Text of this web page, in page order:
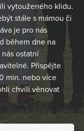
vytouženého klidu.
stále s mámou či
je pro nás
během dne na
ostatní
Přispějte
min. nebo více
chvíli věnovat